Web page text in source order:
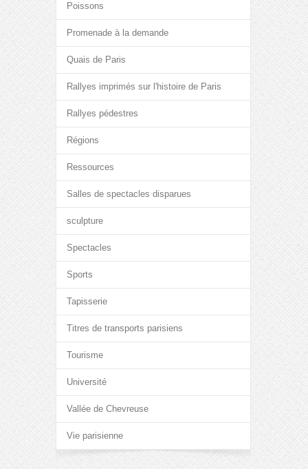
Poissons
Promenade à la demande
Quais de Paris
Rallyes imprimés sur l'histoire de Paris
Rallyes pédestres
Régions
Ressources
Salles de spectacles disparues
sculpture
Spectacles
Sports
Tapisserie
Titres de transports parisiens
Tourisme
Université
Vallée de Chevreuse
Vie parisienne